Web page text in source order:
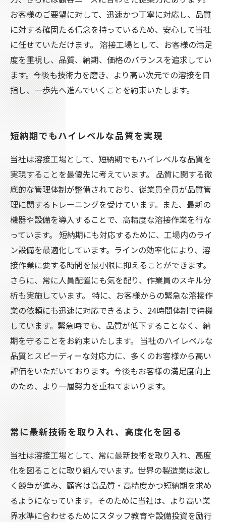
お客様のご要望に対して、迅速かつ丁寧に対応し、品質
に対する確固たる信念を持っているため、安心して当社
に任せていただけます。 溶接工場として、お客様の満足
度を重視し、品質、納期、価格のバランスを追求してい
ます。今後も技術力を磨き、より高い次元での溶接を目
指し、一歩先へ進んでいくことを約束いたします。
短納期でもハイレベルな品質を実現
当社は溶接工場として、短納期でもハイレベルな品質を
実現することを最優先に考えています。 品質に関する徹
底的な管理体制が整備されており、従業員全員が品質管
理に関するトレーニングを受けています。また、最新の
機器や設備を導入することで、高精度な溶接作業を行な
っています。 短納期にも対応するために、工場内のライ
ン設備を最適化しています。ラインの効率化により、溶
接作業に要する時間を最小限に抑えることができます。
さらに、常に人員配置にも気を配り、作業員のスキル分
析も実施しています。 特に、お客様からの緊急な溶接作
業の依頼にも迅速に対応できるよう、24時間体制で待機
しています。緊急時でも、品質が低下することなく、納
期を守ることをお約束いたします。 当社のハイレベルな
品質とスピーディーな対応力に、多くのお客様から高い
評価をいただいております。今後もお客様の満足度向上
のため、より一層努力を重ねてまいります。
常に最新技術を取り入れ、高度化を図る
当社は溶接工場として、常に最新技術を取り入れ、高度
化を図ることに取り組んでいます。世界の製造業は激し
く競争が進み、顧客は高品質・高精度かつ短納期を求め
るようになっています。そのために当社は、より高い業
界水準に合わせるためにスタッフ教育や設備投資を励行